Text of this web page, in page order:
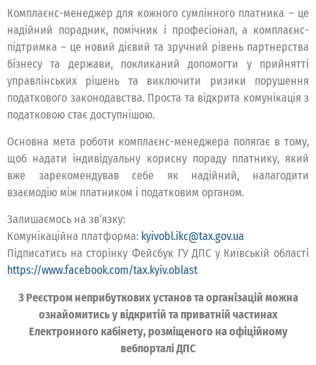
Комплаєнс-менеджер для кожного сумлінного платника – це
надійний порадник, помічник і професіонал, а комплаєнс-
підтримка – це новий дієвий та зручний рівень партнерства
бізнесу та держави, покликаний допомогти у прийнятті
управлінських рішень та виключити ризики порушення
податкового законодавства. Проста та відкрита комунікація з
податковою стає доступнішою.
Основна мета роботи комплаєнс-менеджера полягає в тому,
щоб надати індивідуальну корисну пораду платнику, який
вже зарекомендував себе як надійний, налагодити
взаємодію між платником і податковим органом.
Залишаємось на зв’язку:
Комунікаційна платформа: kyivobl.ikc@tax.gov.ua
Підписатись на сторінку Фейсбук ГУ ДПС у Київській області
https://www.facebook.com/tax.kyiv.oblast
З Реєстром неприбуткових установ та організацій можна
ознайомитись у відкритій та приватній частинах
Електронного кабінету, розміщеного на офіційному
вебпорталі ДПС